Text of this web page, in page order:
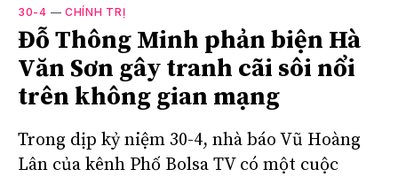
30-4 — CHÍNH TRỊ
Đỗ Thông Minh phản biện Hà
Văn Sơn gây tranh cãi sôi nổi
trên không gian mạng
Trong dịp kỷ niệm 30-4, nhà báo Vũ Hoàng
Lân của kênh Phố Bolsa TV có một cuộc